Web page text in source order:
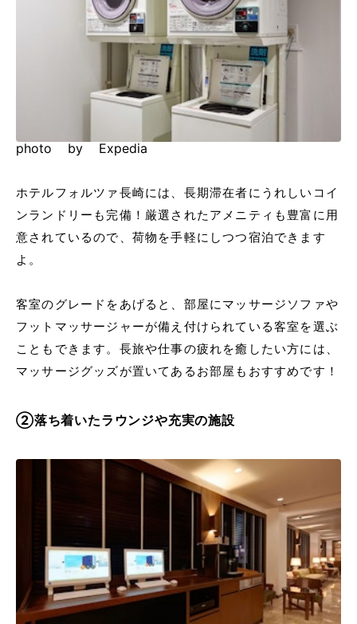
photo by Expedia
ホテルフォルツァ長崎には、長期滞在者にうれしいコイ
ンランドリーも完備！厳選されたアメニティも豊富に用
意されているので、荷物を手軽にしつつ宿泊できます
よ。
客室のグレードをあげると、部屋にマッサージソファや
フットマッサージャーが備え付けられている客室を選ぶ
こともできます。長旅や仕事の疲れを癒したい方には、
マッサージグッズが置いてあるお部屋もおすすめです！
②落ち着いたラウンジや充実の施設